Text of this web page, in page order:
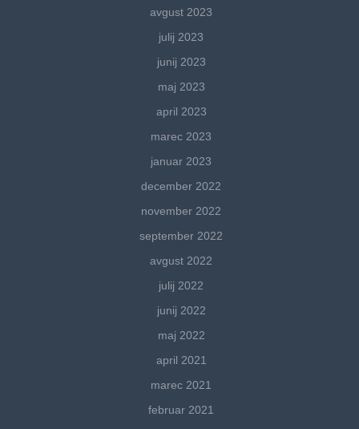
avgust 2023
julij 2023
junij 2023
maj 2023
april 2023
marec 2023
januar 2023
december 2022
november 2022
september 2022
avgust 2022
julij 2022
junij 2022
maj 2022
april 2021
marec 2021
februar 2021